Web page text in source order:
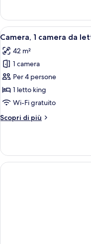
Floor)
letti
multipli
(High
Apri
tutte
le
foto
per
Camera,
1
da
da
bagno
4
Camera, 1 camera da
42 m²
1 camera
Per 4 persone
1 letto king
Wi-Fi gratuito
Scopri di più
Altri
1
camera
da